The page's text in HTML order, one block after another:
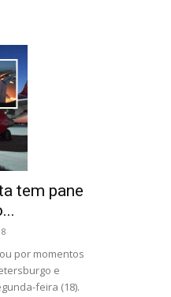
tem pane
por momentos
e
feira (18).